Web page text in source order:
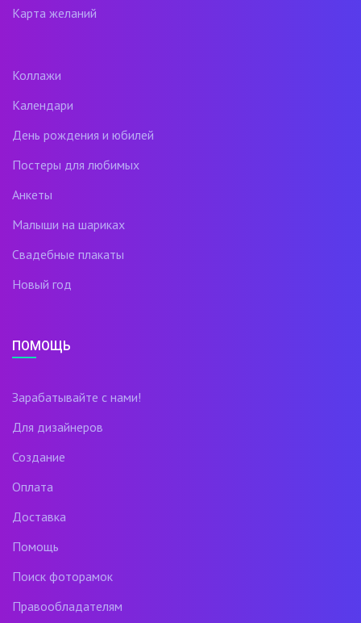
Карта желаний
Коллажи
Календари
День рождения и юбилей
Постеры для любимых
Анкеты
Малыши на шариках
Свадебные плакаты
Новый год
ПОМОЩЬ
Зарабатывайте с нами!
Для дизайнеров
Создание
Оплата
Доставка
Помощь
Поиск фоторамок
Правообладателям